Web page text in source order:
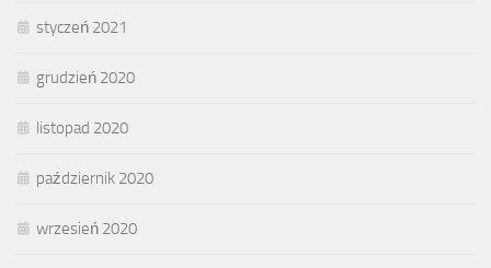
styczeń 2021
grudzień 2020
listopad 2020
październik 2020
wrzesień 2020